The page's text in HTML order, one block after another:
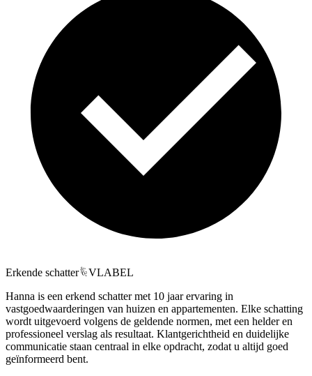
Erkende schatter
VLABEL
Hanna is een erkend schatter met 10 jaar ervaring in
vastgoedwaarderingen van huizen en appartementen. Elke schatting
wordt uitgevoerd volgens de geldende normen, met een helder en
professioneel verslag als resultaat. Klantgerichtheid en duidelijke
communicatie staan centraal in elke opdracht, zodat u altijd goed
geïnformeerd bent.